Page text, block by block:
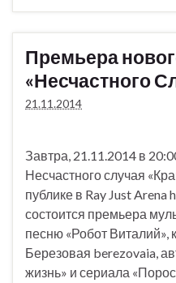
Премьера
«Несчастного
21.11.2014
Завтра, 21.11.2014 в
Несчастного случая
публике в Ray Just
состоится премьера
песню «Робот Виталий»,
Березовая berezovaia,
жизнь» и сериала